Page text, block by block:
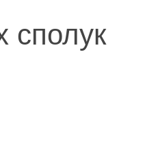
сполук